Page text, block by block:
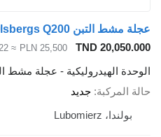
TND
PLN 25,500
≈ €5,922
- عجلة مشط التبن
جديد